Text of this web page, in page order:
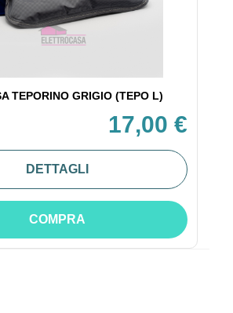
TEPORINO GRIGIO (TEPO L)
17,00 €
DETTAGLI
COMPRA